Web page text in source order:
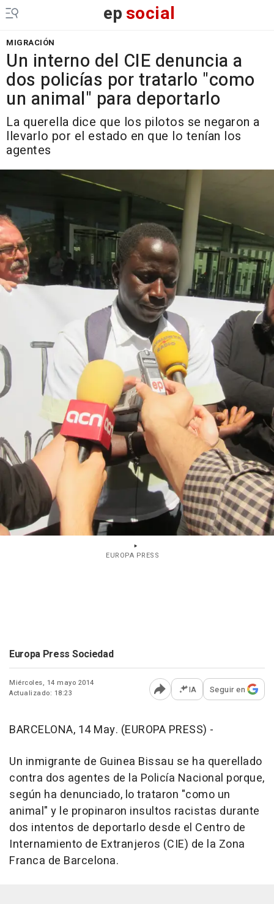
epsocial
MIGRACIÓN
Un interno del CIE denuncia a
dos policías por tratarlo "como
un animal" para deportarlo
La querella dice que los pilotos se negaron a
llevarlo por el estado en que lo tenían los
agentes
EUROPA PRESS
Europa Press Sociedad
Miércoles, 14 mayo 2014
Actualizado: 18:23
Abrir opciones para
IA Seguir en
BARCELONA, 14 May. (EUROPA PRESS) -
Un inmigrante de Guinea Bissau se ha querellado
contra dos agentes de la Policía Nacional porque,
según ha denunciado, lo trataron "como un
animal" y le propinaron insultos racistas durante
dos intentos de deportarlo desde el Centro de
Internamiento de Extranjeros (CIE) de la Zona
Franca de Barcelona.